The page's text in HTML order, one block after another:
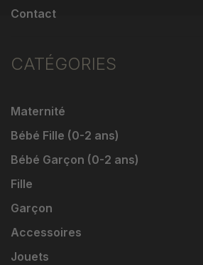
Contact
CATÉGORIES
Maternité
Bébé Fille (0-2 ans)
Bébé Garçon (0-2 ans)
Fille
Garçon
Accessoires
Jouets